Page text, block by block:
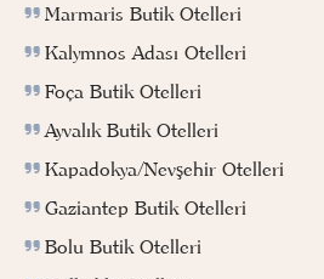
Marmaris Butik Otelleri
Kalymnos Adası Otelleri
Foça Butik Otelleri
Ayvalık Butik Otelleri
Kapadokya/Nevşehir Otelleri
Gaziantep Butik Otelleri
Bolu Butik Otelleri